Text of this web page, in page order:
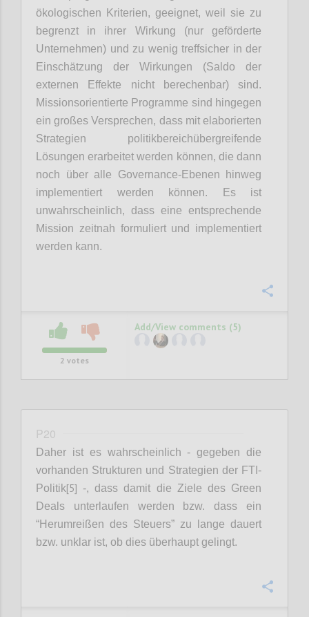
ökologischen Kriterien, geeignet, weil sie zu
begrenzt in ihrer Wirkung (nur geförderte
Unternehmen) und zu wenig treffsicher in der
Einschätzung der Wirkungen (Saldo der
externen Effekte nicht berechenbar) sind.
Missionsorientierte Programme sind hingegen
ein großes Versprechen, dass mit elaborierten
Strategien politikbereichübergreifende
Lösungen erarbeitet werden können, die dann
noch über alle Governance-Ebenen hinweg
implementiert werden können. Es ist
unwahrscheinlich, dass eine entsprechende
Mission zeitnah formuliert und
implementiert
werden kann.
2 votes
Add/View comments (5)
P20
Daher ist es wahrscheinlich - gegeben die
vorhanden Strukturen und Strategien der FTI-
Politik[5] -, dass damit die Ziele des Green
Deals unterlaufen werden bzw. dass ein
“Herumreißen des Steuers” zu lange dauert
bzw. unklar ist, ob dies überhaupt gelingt.